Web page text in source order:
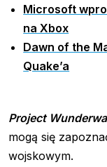
Microsoft
na Xbox
Dawn of the
Quake’a
Project
mogą się
wojskowym.